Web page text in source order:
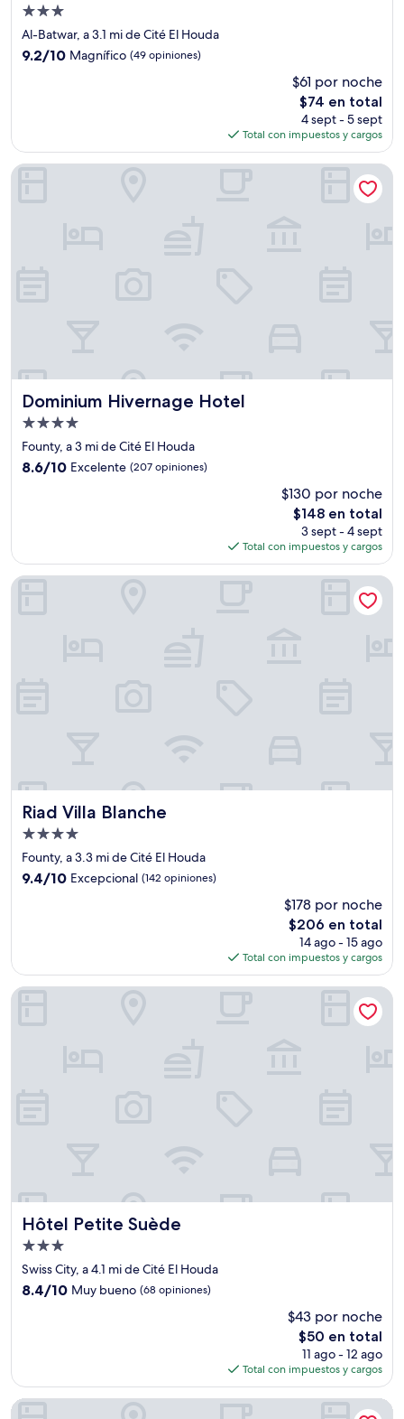
Propiedad
de
3.0
Al-Batwar, a 3.1 mi de Cité El Houda
9.2
9.2/10 Magnífico (49 opiniones)
$61 por noche
El
precio
actual
es
de
$74 en total
4 sept - 5 sept
Total con impuestos y cargos
Dominium Hivernage Hotel
Dominium Hivernage Hotel
Propiedad
de
4.0
estrellas
Founty, a 3 mi de Cité El Houda
8.6
8.6/10 Excelente (207 opiniones)
$130 por noche
El
precio
actual
es
de
$148 en total
3 sept - 4 sept
Total con impuestos y cargos
Dominium Hivernage Hotel
Riad Villa Blanche
Riad Villa Blanche
Propiedad
de
4.0
Founty, a 3.3 mi de Cité El Houda
9.4
9.4/10 Excepcional (142 opiniones)
$178 por noche
El
precio
actual
es
de
$206 en total
14 ago - 15 ago
Total con impuestos y cargos
Riad Villa Blanche
Hôtel Petite Suède
Hôtel Petite Suède
Propiedad
de
3.0
estrellas
Swiss City, a 4.1 mi de Cité El Houda
8.4
opiniones)
8.4/10 Muy bueno (68 opiniones)
$43 por noche
El
precio
actual
es
de
$50 en total
11 ago - 12 ago
Total con impuestos y cargos
Hôtel Petite Suède
Hotel Prestige Agadir